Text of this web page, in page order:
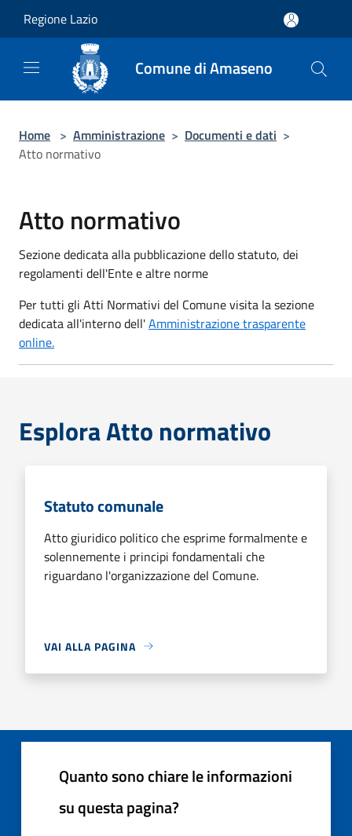
Regione Lazio
Comune di Amaseno
Home > Amministrazione > Documenti e dati >
Atto normativo
Atto normativo
Sezione dedicata alla pubblicazione dello statuto, dei
regolamenti dell'Ente e altre norme
Per tutti gli Atti Normativi del Comune visita la sezione
dedicata all'interno dell'Amministrazione trasparente
online.
Esplora Atto normativo
Statuto comunale
Atto giuridico politico che esprime formalmente e
solennemente i principi fondamentali che
riguardano l'organizzazione del Comune.
VAI ALLA PAGINA
Quanto sono chiare le informazioni
su questa pagina?